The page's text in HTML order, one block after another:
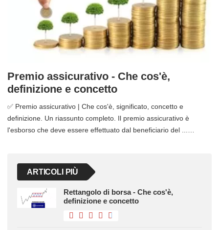
Premio assicurativo - Che cos'è,
definizione e concetto
✅ Premio assicurativo | Che cos'è, significato, concetto e
definizione. Un riassunto completo. Il premio assicurativo è
l'esborso che deve essere effettuato dal beneficiario del ...…
ARTICOLI PIÙ
Rettangolo di borsa - Che cos'è,
definizione e concetto